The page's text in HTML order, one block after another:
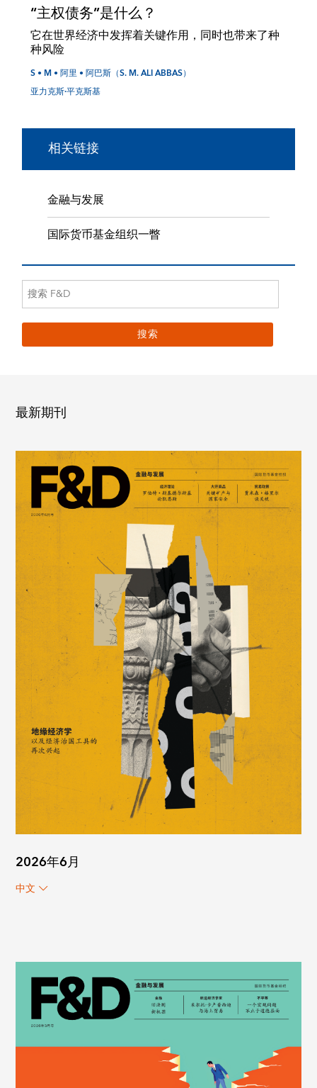
“主权债务”是什么？
它在世界经济中发挥着关键作用，同时也带来了种
种风险
S • M • 阿里 • 阿巴斯（S. M. ALI ABBAS）
亚力克斯·平克斯基
相关链接
金融与发展
国际货币基金组织一瞥
最新期刊
2026年6月
中文